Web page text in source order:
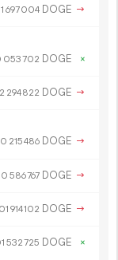
697004 DOGE →
053702 DOGE ×
294822 DOGE →
215486 DOGE →
586767 DOGE →
01 914102 DOGE →
532725 DOGE ×